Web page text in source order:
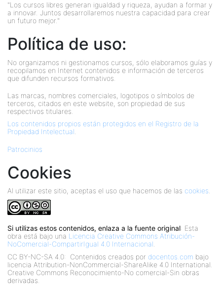
"Los cursos libres generan igualdad y riqueza, ayudan a formar y
a innovar. Juntos desarrollaremos nuestra capacidad para crear
un futuro mejor."
Política de uso:
No organizamos ni gestionamos cursos, sólo elaboramos guías y
recopilamos en Internet contenidos e información de terceros
que difunden recursos formativos.
Las marcas, nombres comerciales, logotipos o símbolos de
terceros, citados en este website, son propiedad de sus
respectivos titulares.
Los contenidos propios están protegidos en el Registro de la
Propiedad Intelectual.
Patrocinios
Cookies
Al utilizar este sitio, aceptas el uso que hacemos de las cookies
Si utilizas estos contenidos, enlaza a la fuente original: Esta
obra está bajo una Licencia Creative Commons Atribución-
NoComercial-CompartirIgual 4.0 Internacional
CC BY-NC-SA 4.0: Contenidos creados por docentos.com bajo
licencia Attribution-NonCommercial-ShareAlike 4.0 International.
Creative Commons Reconocimiento-No comercial-Sin obras
derivadas.